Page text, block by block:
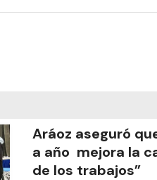
Aráoz aseguró
a año mejora la
de los trabajos”